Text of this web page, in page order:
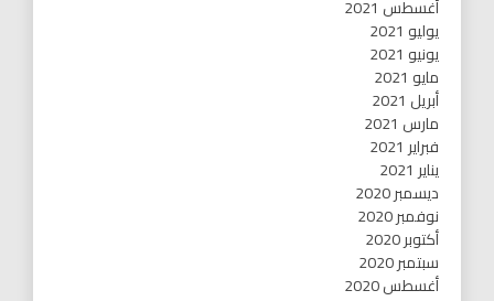
أغسطس 2021
يوليو 2021
يونيو 2021
مايو 2021
أبريل 2021
مارس 2021
فبراير 2021
يناير 2021
ديسمبر 2020
نوفمبر 2020
أكتوبر 2020
سبتمبر 2020
أغسطس 2020